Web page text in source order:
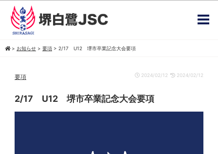
> お知らせ > 要項 > 2/17 U12 堺市卒業記念大会要項
要項 2024/02/12 2024/02/12
2/17 U12 堺市卒業記念大会要項